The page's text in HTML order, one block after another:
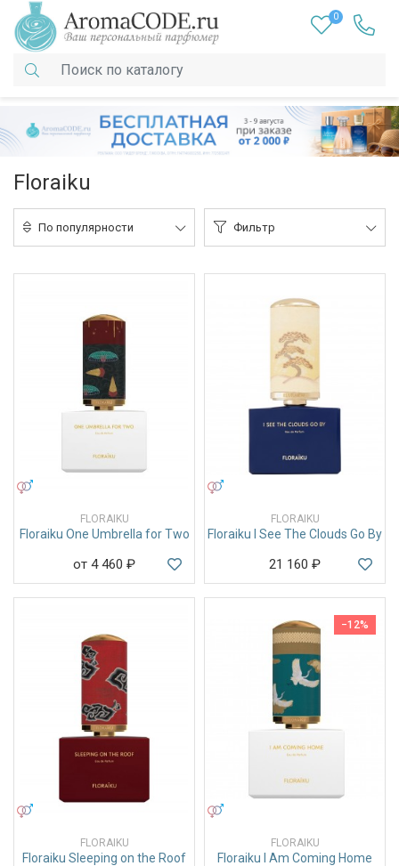
0
Floraiku
По популярности Фильтр
FLORAIKU
Floraiku One Umbrella for Two
от 4 460 ₽
FLORAIKU
Floraiku I See The Clouds Go By
21 160 ₽
FLORAIKU
Floraiku Sleeping on the Roof
−12%
FLORAIKU
Floraiku I Am Coming Home